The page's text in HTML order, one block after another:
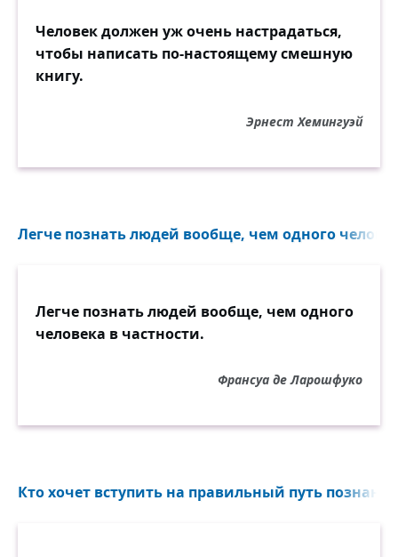
Человек должен уж очень настрадаться,
чтобы написать по-настоящему смешную
книгу.
Эрнест Хемингуэй
Легче познать людей вообще, чем одного
Легче познать людей вообще, чем одного
человека в частности.
Франсуа де Ларошфуко
Кто хочет вступить на правильный путь